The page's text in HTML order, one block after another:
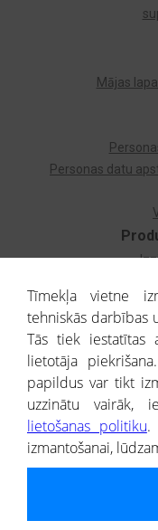
Mājas
Personas datu
® CREDITREFORM
SIA
Portāla ietvaros
Tīmekļa vietne
tehniskās darbības
Tās tiek iestatītas
lietotāja
papildus var tikt
uzzinātu vairāk,
lietošanas politiku.
izmantošanai,